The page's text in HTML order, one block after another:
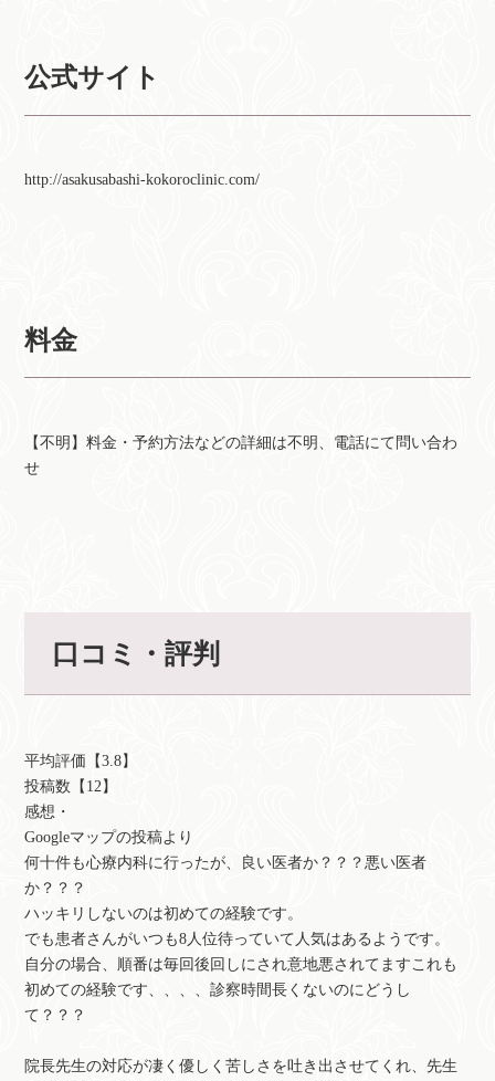
公式サイト
http://asakusabashi-kokoroclinic.com/
料金
【不明】料金・予約方法などの詳細は不明、電話にて問い合わ
せ
口コミ・評判
平均評価【3.8】
投稿数【12】
感想・
Googleマップの投稿より
何十件も心療内科に行ったが、良い医者か？？？悪い医者
か？？？
ハッキリしないのは初めての経験です。
でも患者さんがいつも8人位待っていて人気はあるようです。
自分の場合、順番は毎回後回しにされ意地悪されてますこれも
初めての経験です、、、、診察時間長くないのにどうし
て？？？
院長先生の対応が凄く優しく苦しさを吐き出させてくれ、先生